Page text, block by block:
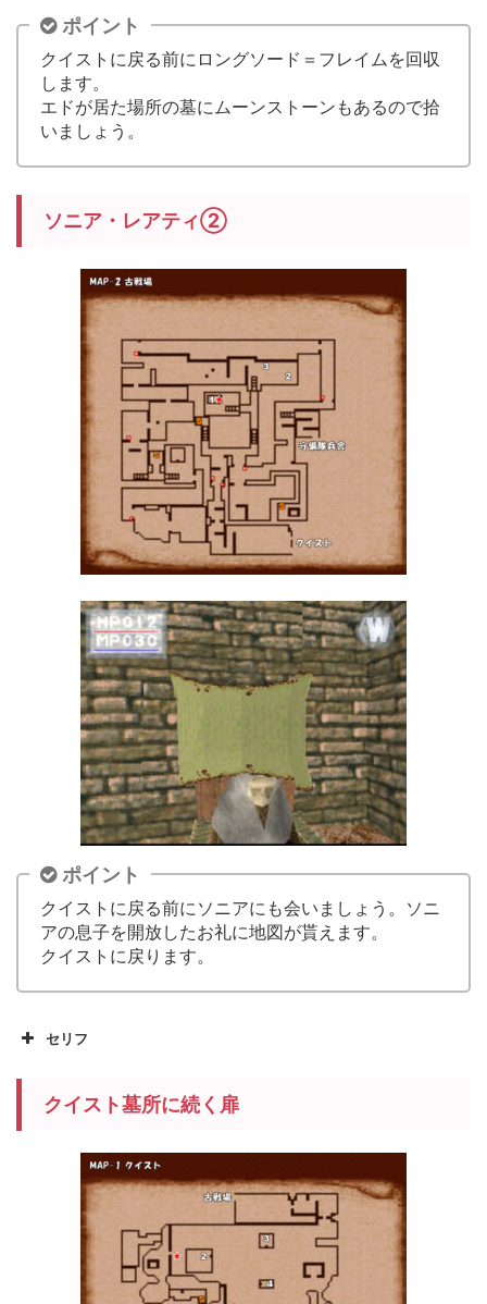
ポイント
クイストに戻る前にロングソード＝フレイムを回収
します。
エドが居た場所の墓にムーンストーンもあるので拾
いましょう。
ソニア・レアティ②
ポイント
クイストに戻る前にソニアにも会いましょう。ソニ
アの息子を開放したお礼に地図が貰えます。
クイストに戻ります。
セリフ
クイスト墓所に続く扉